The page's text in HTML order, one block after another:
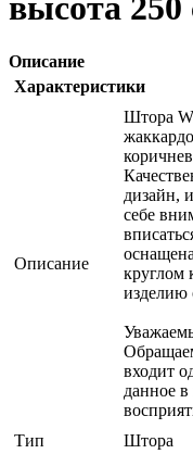
высота
Описание
Характеристики
Описание
Штора
дизайн,
себе
круглом
изделию
входит
данное в
Тип
Штора